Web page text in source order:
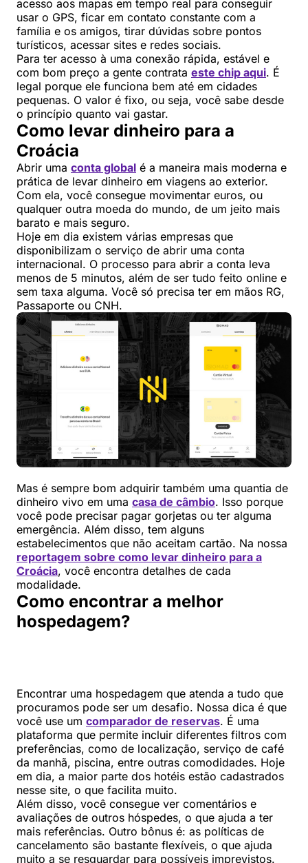
acesso aos mapas em tempo real para conseguir
usar o GPS, ficar em contato constante com a
família e os amigos, tirar dúvidas sobre pontos
turísticos, acessar sites e redes sociais.
Para ter acesso à uma conexão rápida, estável e
com bom preço a gente contrata este chip aqui. É
legal porque ele funciona bem até em cidades
pequenas. O valor é fixo, ou seja, você sabe desde
o princípio quanto vai gastar.
Como levar dinheiro para a
Croácia
Abrir uma conta global é a maneira mais moderna e
prática de levar dinheiro em viagens ao exterior.
Com ela, você consegue movimentar euros, ou
qualquer outra moeda do mundo, de um jeito mais
barato e mais seguro.
Hoje em dia existem várias empresas que
disponibilizam o serviço de abrir uma conta
internacional. O processo para abrir a conta leva
menos de 5 minutos, além de ser tudo feito online e
sem taxa alguma. Você só precisa ter em mãos RG,
Passaporte ou CNH.
Mas é sempre bom adquirir também uma quantia de
dinheiro vivo em uma casa de câmbio. Isso porque
você pode precisar pagar gorjetas ou ter alguma
emergência. Além disso, tem alguns
estabelecimentos que não aceitam cartão. Na nossa
reportagem sobre como levar dinheiro para a
Croácia, você encontra detalhes de cada
modalidade.
Como encontrar a melhor
hospedagem?
Encontrar uma hospedagem que atenda a tudo que
procuramos pode ser um desafio. Nossa dica é que
você use um comparador de reservas. É uma
plataforma que permite incluir diferentes filtros com
preferências, como de localização, serviço de café
da manhã, piscina, entre outras comodidades. Hoje
em dia, a maior parte dos hotéis estão cadastrados
nesse site, o que facilita muito.
Além disso, você consegue ver comentários e
avaliações de outros hóspedes, o que ajuda a ter
mais referências. Outro bônus é: as políticas de
cancelamento são bastante flexíveis, o que ajuda
muito a se resguardar para possíveis imprevistos.